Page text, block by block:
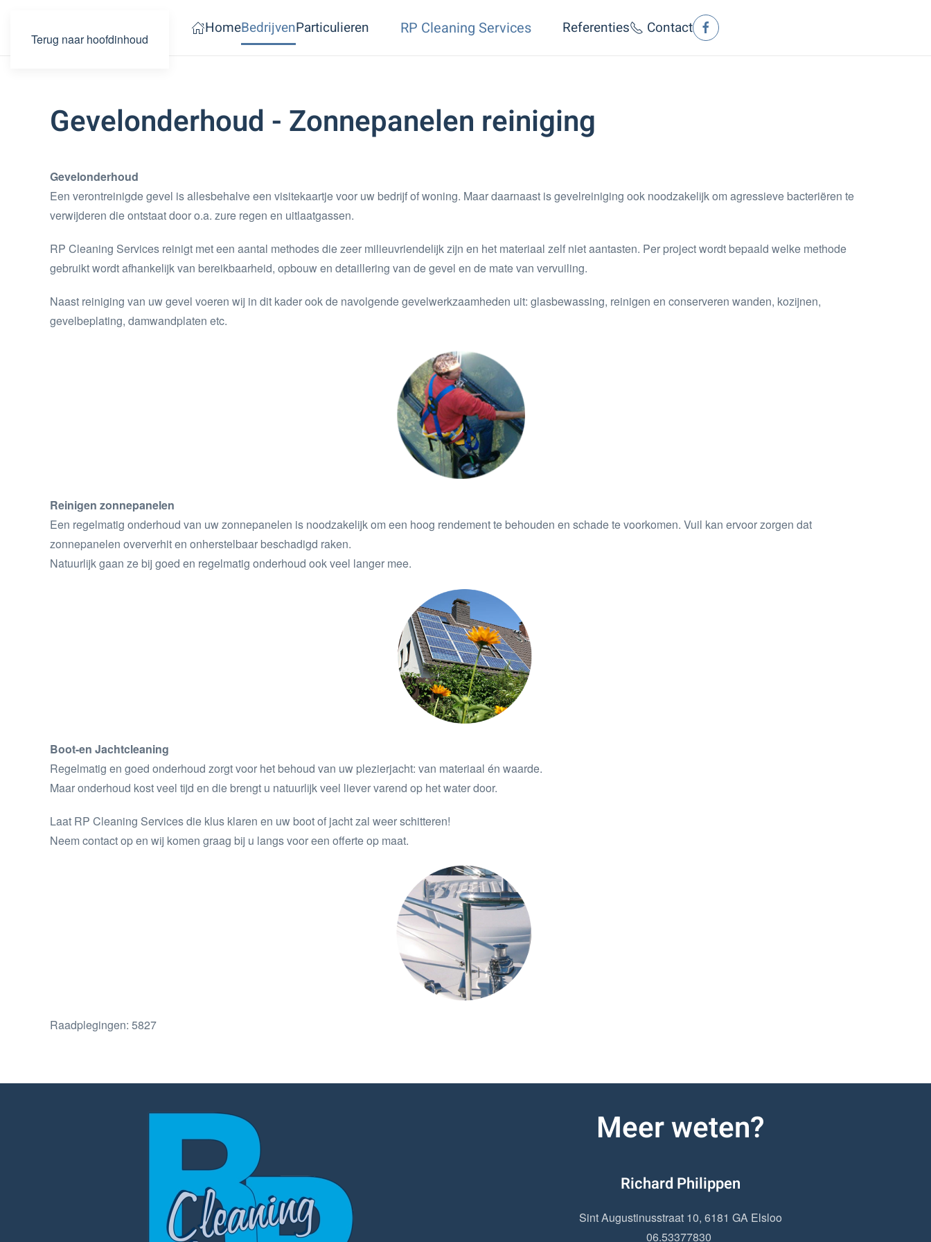
Terug naar hoofdinhoud
HomeBedrijvenParticulieren RP Cleaning Services Referenties Contact
Gevelonderhoud - Zonnepanelen reiniging
Gevelonderhoud
Een verontreinigde gevel is allesbehalve een visitekaartje voor uw bedrijf of woning. Maar daarnaast is gevelreiniging ook noodzakelijk om agressieve bacteriëren te
verwijderen die ontstaat door o.a. zure regen en uitlaatgassen.
RP Cleaning Services reinigt met een aantal methodes die zeer milieuvriendelijk zijn en het materiaal zelf niet aantasten. Per project wordt bepaald welke methode
gebruikt wordt afhankelijk van bereikbaarheid, opbouw en detaillering van de gevel en de mate van vervuiling.
Naast reiniging van uw gevel voeren wij in dit kader ook de navolgende gevelwerkzaamheden uit: glasbewassing, reinigen en conserveren wanden, kozijnen,
gevelbeplating, damwandplaten etc.
Reinigen zonnepanelen
Een regelmatig onderhoud van uw zonnepanelen is noodzakelijk om een hoog rendement te behouden en schade te voorkomen. Vuil kan ervoor zorgen dat
zonnepanelen oververhit en onherstelbaar beschadigd raken.
Natuurlijk gaan ze bij goed en regelmatig onderhoud ook veel langer mee.
Boot-en Jachtcleaning
Regelmatig en goed onderhoud zorgt voor het behoud van uw plezierjacht: van materiaal én waarde.
Maar onderhoud kost veel tijd en die brengt u natuurlijk veel liever varend op het water door.
Laat RP Cleaning Services die klus klaren en uw boot of jacht zal weer schitteren!
Neem contact op en wij komen graag bij u langs voor een offerte op maat.
Raadplegingen: 5827
Meer weten?
Richard Philippen
Sint Augustinusstraat 10, 6181 GA Elsloo
06.53377830